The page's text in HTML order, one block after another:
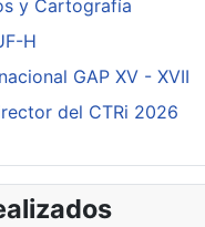
y Cartografía
H
GAP XV - XVII
del CTRi 2026